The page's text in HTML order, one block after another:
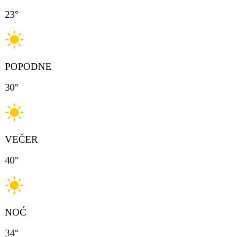
23°
POPODNE
30°
VEČER
40°
NOĆ
34°